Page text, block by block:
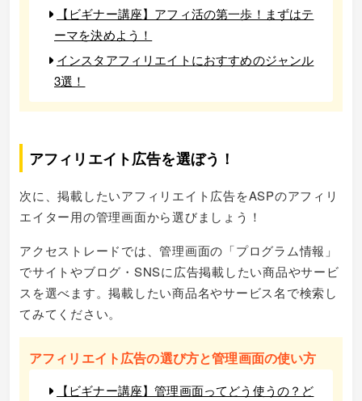
【ビギナー講座】アフィ活の第一歩！まずはテ
ーマを決めよう！
インスタアフィリエイトにおすすめのジャンル
3選！
アフィリエイト広告を選ぼう！
次に、掲載したいアフィリエイト広告をASPのアフィリ
エイター用の管理画面から選びましょう！
アクセストレードでは、管理画面の「プログラム情報」
でサイトやブログ・SNSに広告掲載したい商品やサービ
スを選べます。掲載したい商品名やサービス名で検索し
てみてください。
アフィリエイト広告の選び方と管理画面の使い方
【ビギナー講座】管理画面ってどう使うの？ど